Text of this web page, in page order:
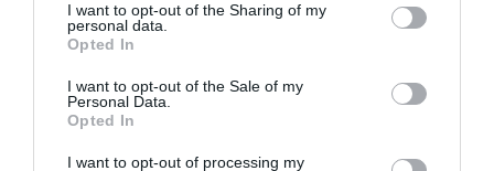
not limited to your visit or usage behaviour. You may click to
grant or deny consent to Google and its third-party tags to
use your data for below specified purposes in below Google
consent section.
I want to opt-out of the Sharing of my
personal data.
Opted In
I want to opt-out of the Sale of my
Personal Data.
Opted In
I want to opt-out of processing my
szupernóvaként robbantak fel, és fémekkel
szennyezték be a környezetüket, létrehozva az
második generációs, alacsony fémességű
csillagokőrzik – és most a kutatók egy minden